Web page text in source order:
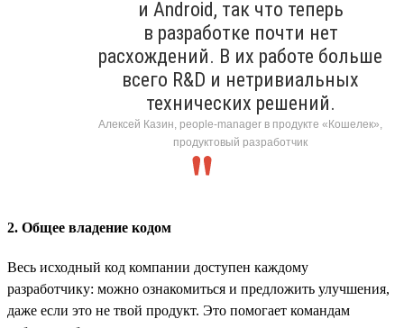
и Android, так что теперь
в разработке почти нет
расхождений. В их работе больше
всего R&D и нетривиальных
технических решений.
Алексей Казин, people-manager в продукте «Кошелек»,
продуктовый разработчик
2. Общее владение кодом
Весь исходный код компании доступен каждому
разработчику: можно ознакомиться и предложить улучшения,
даже если это не твой продукт. Это помогает командам